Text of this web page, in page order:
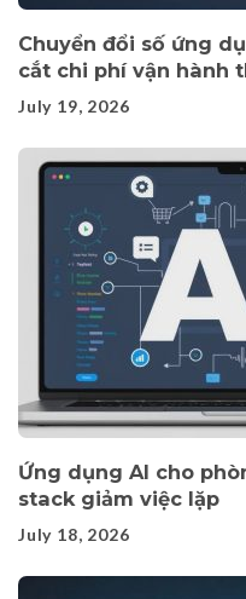
Chuyển đổi số ứng
cắt chi phí vận hành
July 19, 2026
Ứng dụng AI cho
stack giảm việc lặp
July 18, 2026